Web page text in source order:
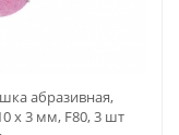
абразивная,
x 3 мм, F80, 3 шт